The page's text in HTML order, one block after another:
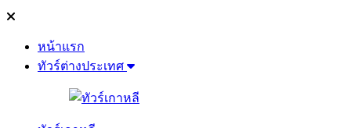
หน้าแรก
ทัวร์ต่างประเทศ